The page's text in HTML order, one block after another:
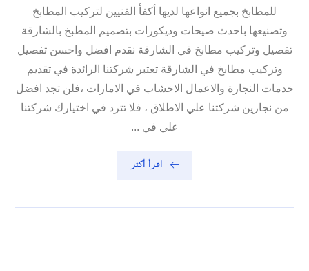
للمطابخ بجميع انواعها لديها أكفأ الفنيين لتركيب المطابخ
وتصنيعها باحدث صيحات وديكورات بتصميم المطبخ بالشارقة
تفصيل وتركيب مطابخ في الشارقة نقدم افضل واحسن تفصيل
وتركيب مطابخ في الشارقة تعتبر شركتنا الرائدة في تقديم
خدمات النجارة والاعمال الاخشاب في الامارات ،فلن تجد افضل
من نجارين شركتنا علي الاطلاق ، فلا تترد في اختيارك شركتنا
علي في ...
اقرأ أكثر